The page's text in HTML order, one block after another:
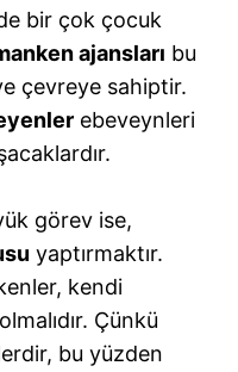
bir çok çocuk
ajansları bu
çevreye sahiptir.
ebeveynleri
görev ise,
yaptırmaktır.
kendi
Çünkü
bu yüzden